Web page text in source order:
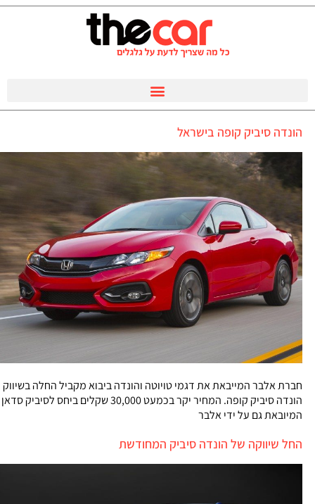
הונדה סיביק קופה בישראל
חברת אלבר המייבאת את דגמי טויוטה והונדה ביבוא מקביל החלה בשיווק
הונדה סיביק קופה. המחיר יקר בכמעט 30,000 שקלים ביחס לסיביק סדאן
המיובאת גם על ידי אלבר
החל שיווקה של הונדה סיביק המחודשת